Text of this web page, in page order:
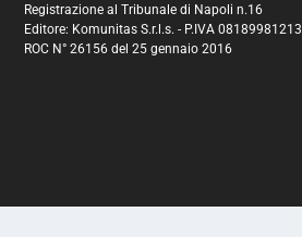
Registrazione al Tribunale di Napoli n.16
Editore: Komunitas S.r.l.s. - P.IVA 08189981213
ROC N° 26156 del 25 gennaio 2016